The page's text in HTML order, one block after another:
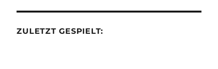
ZULETZT GESPIELT: